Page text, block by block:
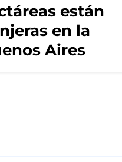
están
en la
Aires